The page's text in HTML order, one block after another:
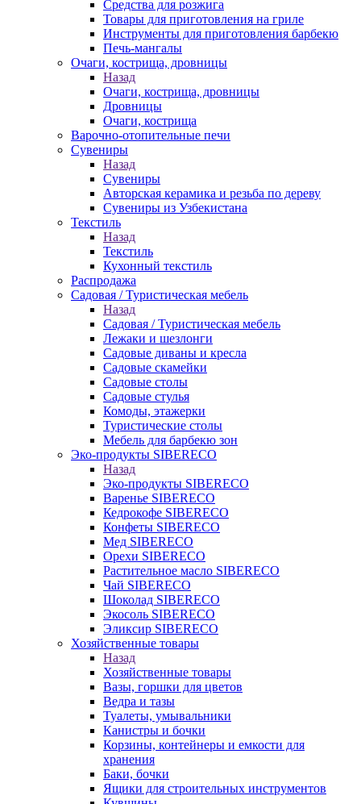
Средства для розжига
Товары для приготовления на гриле
Инструменты для приготовления барбекю
Печь-мангалы
Очаги, кострища, дровницы
Назад
Очаги, кострища, дровницы
Дровницы
Очаги, кострища
Варочно-отопительные печи
Сувениры
Назад
Сувениры
Авторская керамика и резьба по дереву
Сувениры из Узбекистана
Текстиль
Назад
Текстиль
Кухонный текстиль
Распродажа
Садовая / Туристическая мебель
Назад
Садовая / Туристическая мебель
Лежаки и шезлонги
Садовые диваны и кресла
Садовые скамейки
Садовые столы
Садовые стулья
Комоды, этажерки
Туристические столы
Мебель для барбекю зон
Эко-продукты SIBERECO
Назад
Эко-продукты SIBERECO
Варенье SIBERECO
Кедрокофе SIBERECO
Конфеты SIBERECO
Мед SIBERECO
Орехи SIBERECO
Растительное масло SIBERECO
Чай SIBERECO
Шоколад SIBERECO
Экосоль SIBERECO
Эликсир SIBERECO
Хозяйственные товары
Назад
Хозяйственные товары
Вазы, горшки для цветов
Ведра и тазы
Туалеты, умывальники
Канистры и бочки
Корзины, контейнеры и емкости для
хранения
Баки, бочки
Ящики для строительных инструментов